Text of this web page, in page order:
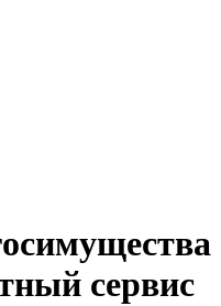
сервис